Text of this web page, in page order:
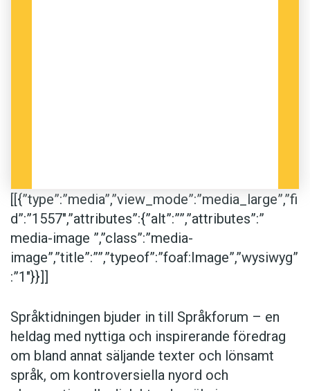
[[{”type”:”media”,”view_mode”:”media_large”,”fi
d”:”1557″,”attributes”:{”alt”:””,”attributes”:”
media-image ”,”class”:”media-
image”,”title”:””,”typeof”:”foaf:Image”,”wysiwyg”
:”1″}}]]
Språktidningen bjuder in till Språkforum – en
heldag med nyttiga och inspirerande föredrag
om bland annat säljande texter och lönsamt
språk, om kontroversiella nyord och